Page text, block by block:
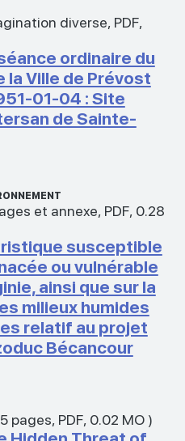
diverse, PDF,
ordinaire du
la Ville de Prévost
01-04 : Site
de Sainte-
et annexe, PDF, 0.28
susceptible
ou vulnérable
ainsi que sur la
milieux humides
relatif au projet
Bécancour
pages, PDF, 0.02 MO)